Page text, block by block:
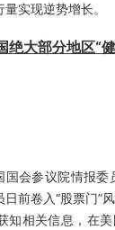
实现逆势增长。
绝大部分地区“
会参议院情报委
前卷入“股票门”
知相关信息，在